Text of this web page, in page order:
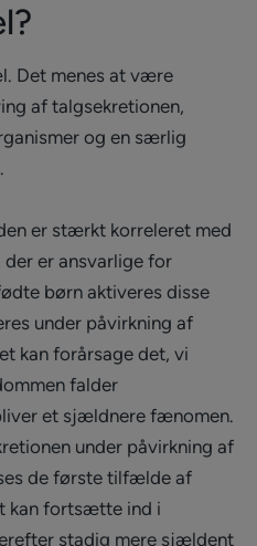
Det menes at være
af talgsekretionen,
og en særlig
er stærkt korreleret med
er ansvarlige for
børn aktiveres disse
under påvirkning af
kan forårsage det, vi
falder
et sjældnere fænomen.
under påvirkning af
de første tilfælde af
kan fortsætte ind i
stadig mere sjældent